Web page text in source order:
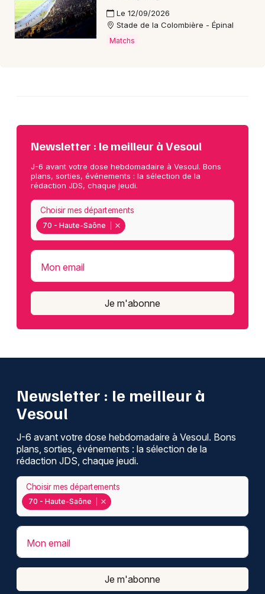
Je m'abonne
Le 12/09/2026
Stade de la Colombière - Épinal
Matchs
Newsletter : le meilleur à Vesoul
J-6 avant votre dose hebdomadaire à Vesoul. Bons
plans, sorties, événements : la sélection de la
rédaction JDS, chaque jeudi.
70 - Haute-Saône
Choisir mes départements
Mon email
Je m'abonne
Newsletter : le meilleur à
Vesoul
J-6 avant votre dose hebdomadaire à Vesoul. Bons
plans, sorties, événements : la sélection de la
rédaction JDS, chaque jeudi.
70 - Haute-Saône
Choisir mes départements
Mon email
Je m'abonne